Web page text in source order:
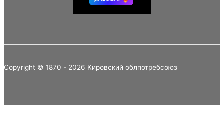
Copyright © 1870 - 2026 Кировский облпотребсоюз